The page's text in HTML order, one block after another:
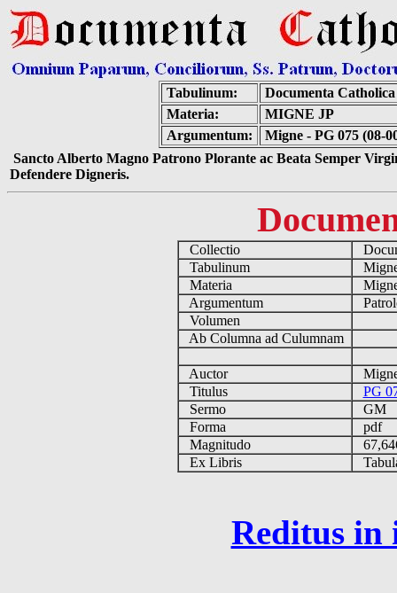
Tabulinum:
Documenta
Materia:
MIGNE JP
Argumentum:
Migne - PG 075 (08-
Sancto Alberto Magno Patrono Plorante ac Beata Semper
Defendere Digneris.
Collectio
Tabulinum
Materia
Argumentum
Volumen
Ab Columna ad Culumnam
Auctor
Titulus
PG
Sermo
GM
Forma
pdf
Magnitudo
Ex Libris
Reditus in